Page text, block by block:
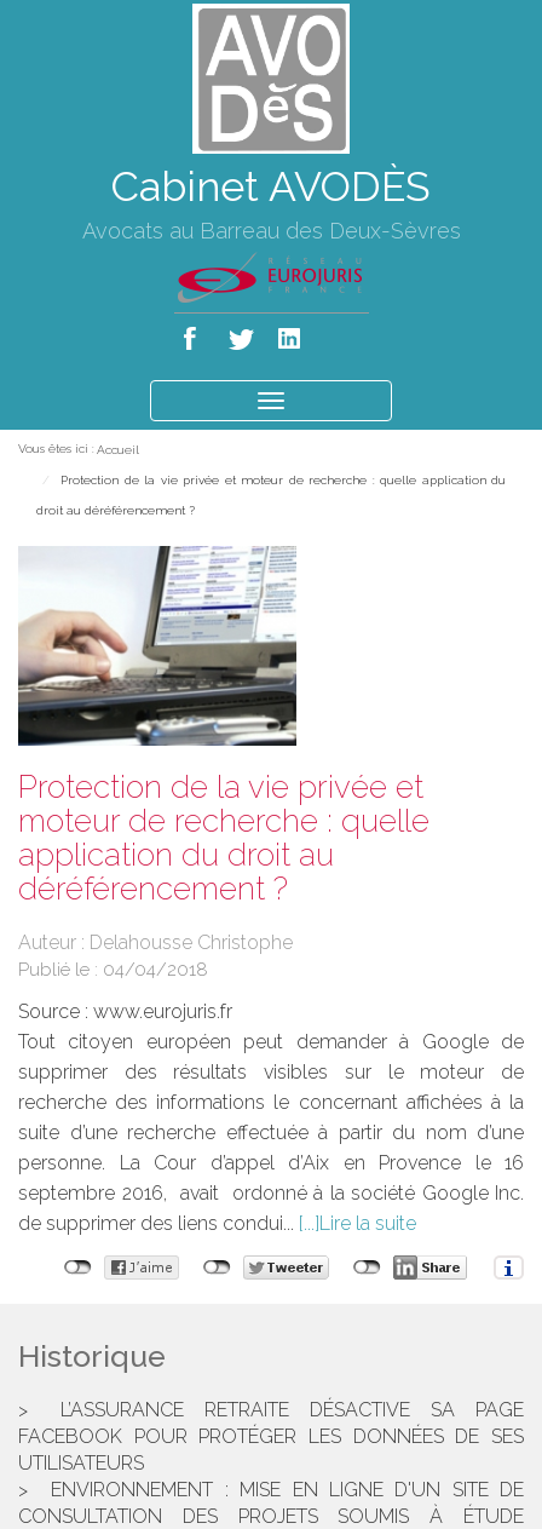
Cabinet AVODÈS
Avocats au Barreau des Deux-Sèvres
le
Vous êtes ici : Accueil
Protection de la vie privée et moteur de recherche : quelle application du
droit au déréférencement ?
Protection de la vie privée et
moteur de recherche : quelle
application du droit au
déréférencement ?
Auteur : Delahousse Christophe
Publié le : 04/04/2018
Source : www.eurojuris.fr
Tout citoyen européen peut demander à Google de
supprimer des résultats visibles sur le moteur de
recherche des informations le concernant affichées à la
suite d’une recherche effectuée à partir du nom d’une
personne. La Cour d’appel d’Aix en Provence le 16
septembre 2016, avait ordonné à la société Google Inc.
de supprimer des liens condui...
Lire la suite
Historique
L’ASSURANCE RETRAITE DÉSACTIVE SA PAGE
FACEBOOK POUR PROTÉGER LES DONNÉES DE SES
UTILISATEURS
ENVIRONNEMENT : MISE EN LIGNE D'UN SITE DE
CONSULTATION DES PROJETS SOUMIS À ÉTUDE